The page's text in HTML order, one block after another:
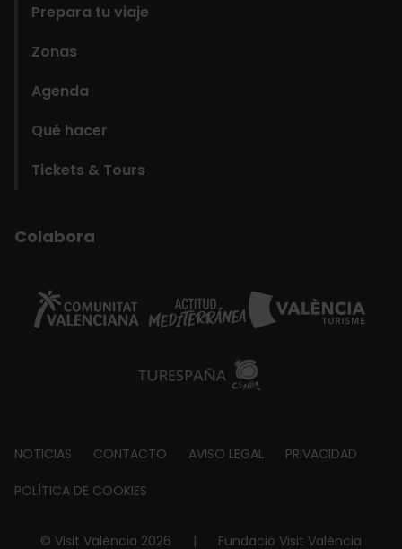
Prepara tu viaje
Zonas
Agenda
Qué hacer
Tickets & Tours
Colabora
Footer
about
NOTICIAS CONTACTO AVISO LEGAL PRIVACIDAD
POLÍTICA DE COOKIES
© Visit València 2026 | Fundació Visit València